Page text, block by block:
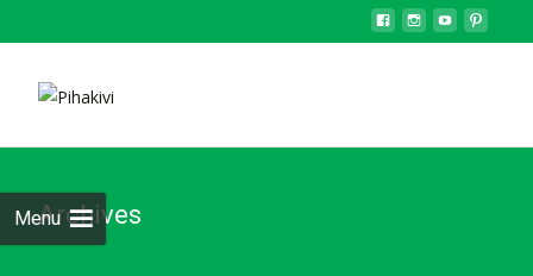
MenuArchives